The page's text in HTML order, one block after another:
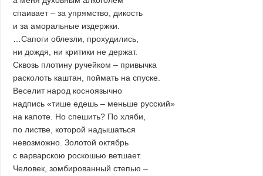
спаивает – за упрямство, дикость
и за аморальные издержки.
…Сапоги облезли, прохудились,
ни дождя, ни критики не держат.
Сквозь плотину ручейком – привычка
расколоть каштан, поймать на спуске.
Веселит народ косноязычно
надпись «тише едешь – меньше русский»
на капоте. Но спешить? По хляби,
по листве, которой надышаться
невозможно. Золотой октябрь
с варварскою роскошью ветшает.
Человек, зомбированный степью –